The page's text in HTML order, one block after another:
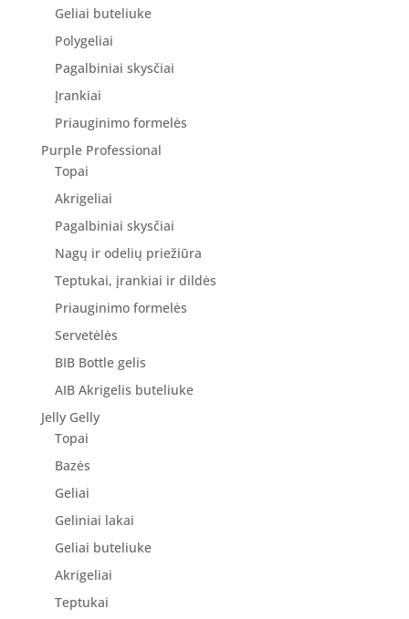
Geliai buteliuke
Polygeliai
Pagalbiniai skysčiai
Įrankiai
Priauginimo formelės
Purple Professional
Topai
Akrigeliai
Pagalbiniai skysčiai
Nagų ir odelių priežiūra
Teptukai, įrankiai ir dildės
Priauginimo formelės
Servetėlės
BIB Bottle gelis
AIB Akrigelis buteliuke
Jelly Gelly
Topai
Bazės
Geliai
Geliniai lakai
Geliai buteliuke
Akrigeliai
Teptukai